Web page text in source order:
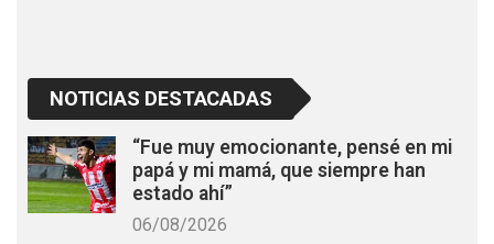
NOTICIAS DESTACADAS
“Fue muy emocionante, pensé en mi
papá y mi mamá, que siempre han
estado ahí”
06/08/2026